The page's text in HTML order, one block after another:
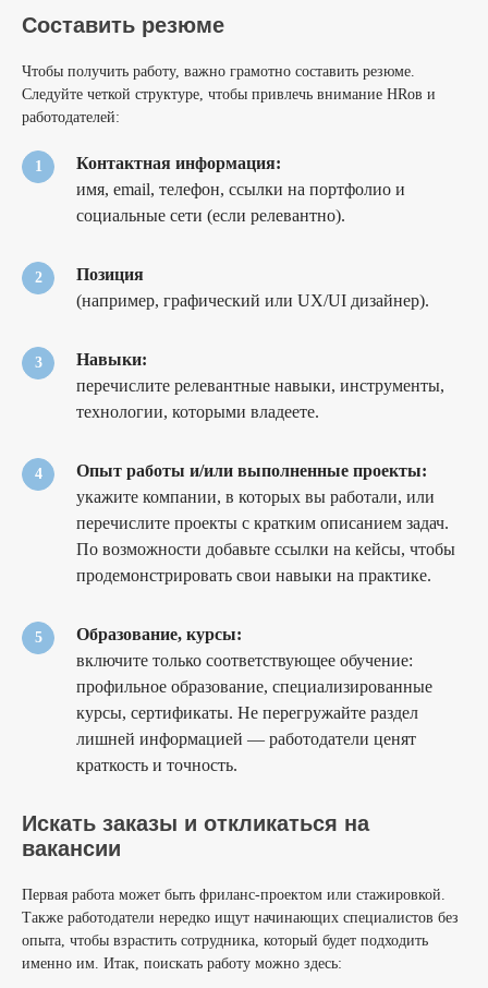
Составить резюме
Чтобы получить работу, важно грамотно составить резюме.
Следуйте четкой структуре, чтобы привлечь внимание HRов и
работодателей:
Контактная информация:
имя, email, телефон, ссылки на портфолио и
социальные сети (если релевантно).
Позиция
(например, графический или UX/UI дизайнер).
Навыки:
перечислите релевантные навыки, инструменты,
технологии, которыми владеете.
Опыт работы и/или выполненные проекты:
укажите компании, в которых вы работали, или
перечислите проекты с кратким описанием задач.
По возможности добавьте ссылки на кейсы, чтобы
продемонстрировать свои навыки на практике.
Образование, курсы:
включите только соответствующее обучение:
профильное образование, специализированные
курсы, сертификаты. Не перегружайте раздел
лишней информацией — работодатели ценят
краткость и точность.
Искать заказы и откликаться на
вакансии
Первая работа может быть фриланс-проектом или стажировкой.
Также работодатели нередко ищут начинающих специалистов без
опыта, чтобы взрастить сотрудника, который будет подходить
именно им. Итак, поискать работу можно здесь: